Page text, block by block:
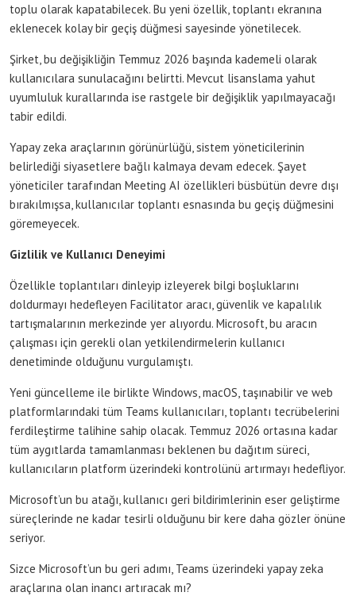
toplu olarak kapatabilecek. Bu yeni özellik, toplantı ekranına
eklenecek kolay bir geçiş düğmesi sayesinde yönetilecek.
Şirket, bu değişikliğin Temmuz 2026 başında kademeli olarak
kullanıcılara sunulacağını belirtti. Mevcut lisanslama yahut
uyumluluk kurallarında ise rastgele bir değişiklik yapılmayacağı
tabir edildi.
Yapay zeka araçlarının görünürlüğü, sistem yöneticilerinin
belirlediği siyasetlere bağlı kalmaya devam edecek. Şayet
yöneticiler tarafından Meeting AI özellikleri büsbütün devre dışı
bırakılmışsa, kullanıcılar toplantı esnasında bu geçiş düğmesini
göremeyecek.
Gizlilik ve Kullanıcı Deneyimi
Özellikle toplantıları dinleyip izleyerek bilgi boşluklarını
doldurmayı hedefleyen Facilitator aracı, güvenlik ve kapalılık
tartışmalarının merkezinde yer alıyordu. Microsoft, bu aracın
çalışması için gerekli olan yetkilendirmelerin kullanıcı
denetiminde olduğunu vurgulamıştı.
Yeni güncelleme ile birlikte Windows, macOS, taşınabilir ve web
platformlarındaki tüm Teams kullanıcıları, toplantı tecrübelerini
ferdileştirme talihine sahip olacak. Temmuz 2026 ortasına kadar
tüm aygıtlarda tamamlanması beklenen bu dağıtım süreci,
kullanıcıların platform üzerindeki kontrolünü artırmayı hedefliyor.
Microsoft’un bu atağı, kullanıcı geri bildirimlerinin eser geliştirme
süreçlerinde ne kadar tesirli olduğunu bir kere daha gözler önüne
seriyor.
Sizce Microsoft’un bu geri adımı, Teams üzerindeki yapay zeka
araçlarına olan inancı artıracak mı?